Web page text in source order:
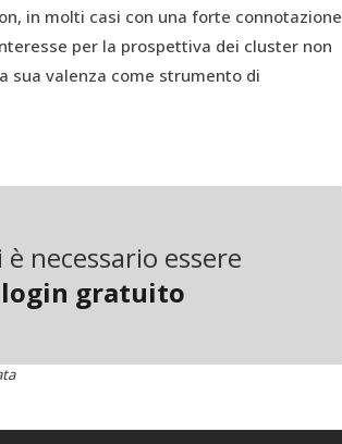
in molti casi con una forte connotazione
per la prospettiva dei cluster non
sua valenza come strumento di
e industriale – si fa riferimento a un
Ciò significa che i cluster con
della chimica verde o delle
è ilBioEconomy Clusterdella
necessario essere
gratuito